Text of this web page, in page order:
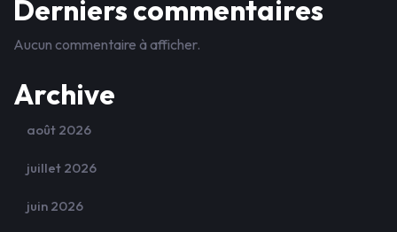
Derniers commentaires
Aucun commentaire à afficher.
Archive
août 2026
juillet 2026
juin 2026